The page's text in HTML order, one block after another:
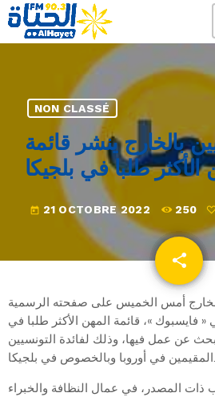
NON CLASSÉ
بالخارج ينشر قائمة
الأكثر طلبا في بلجيكا
today 21 OCTOBRE 2022 250
share
email
أمس الخميس على صفحته الرسمية
« فايسبوك »، قائمة المهن الأكثر طلبا في
عن عمل فيها، وذلك لفائدة التونسيين
المقيمين في أوروبا وبالخصوص في بلجيكا.
المصدر، في عمال النظافة والخبراء